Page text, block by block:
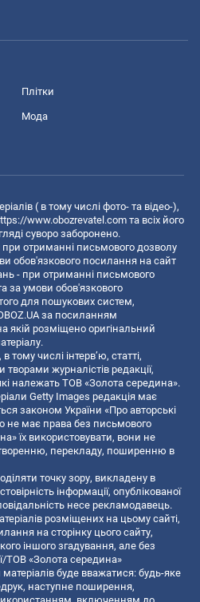
Плітки
Мода
( в тому числі фото- та відео-),
www.obozrevatel.com та всіх його
суворо заборонено.
отриманні письмового дозволу
обов'язкового посилання на сайт
- при отриманні письмового
за умови обов'язкового
для пошукових систем,
за посиланням
якій розміщено оригінальний
тому числі інтерв’ю, статті,
журналістів редакції,
належать ТОВ «Золота середина».
Getty Images редакція має
законом України «Про авторські
не має права без письмового
їх використовувати, вони не
перекладу, поширенню в
точку зору, викладену в
інформації, опублікованої
несе рекламодавець.
розміщених на цьому сайті,
на сторінку цього сайту,
іншого згадування, але без
ТОВ «Золота середина»
буде вважатися: будь-яке
наступне поширення,